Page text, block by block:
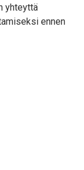
yhteyttä
ennen